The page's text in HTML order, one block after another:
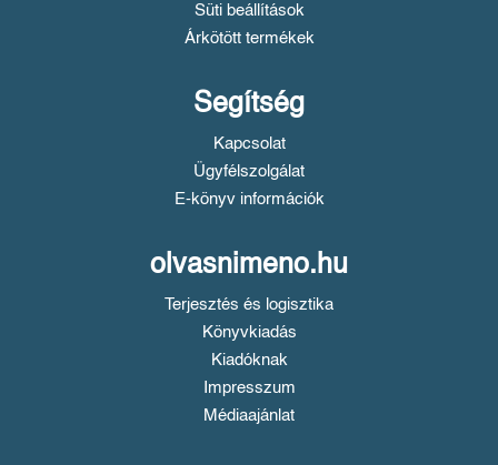
Süti beállítások
Árkötött termékek
Segítség
Kapcsolat
Ügyfélszolgálat
E-könyv információk
olvasnimeno.hu
Terjesztés és logisztika
Könyvkiadás
Kiadóknak
Impresszum
Médiaajánlat